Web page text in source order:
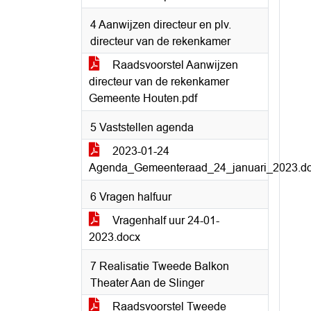
4 Aanwijzen directeur en plv.
directeur van de rekenkamer
Raadsvoorstel Aanwijzen
directeur van de rekenkamer
Gemeente Houten.pdf
5 Vaststellen agenda
2023-01-24
6 Vragen halfuur
Vragenhalf uur 24-01-
2023.docx
7 Realisatie Tweede Balkon
Theater Aan de Slinger
Raadsvoorstel Tweede